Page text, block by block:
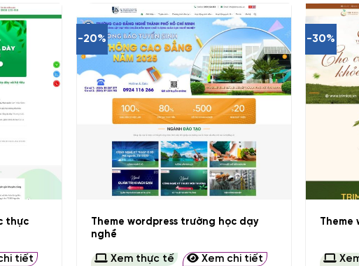
thực
tiết
-20%
Theme wordpress trường học dạy
nghề
Xem thực tế Xem chi tiết
-30%
Theme